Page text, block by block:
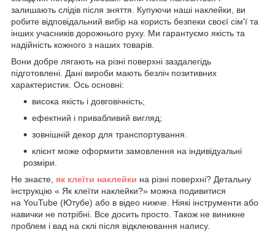
залишають слідів після зняття. Купуючи наші наклейки, ви
робите відповідальний вибір на користь безпеки своєї сім'ї та
інших учасників дорожнього руху. Ми гарантуємо якість та
надійність кожного з наших товарів.
Вони добре лягають на різні поверхні заздалегідь
підготовлені. Дані вироби мають безліч позитивних
характеристик. Ось основні:
висока якість і довговічність;
ефектний і привабливий вигляд;
зовнішній декор для транспортування.
клієнт може оформити замовлення на індивідуальні
розміри.
Не знаєте, як клеїти наклейки на різні поверхні? Детальну
інструкцію « Як клеїти наклейки?» можна подивитися
на YouTube (Ютубе) або в відео нижче. Ніякі інструменти або
навички не потрібні. Все досить просто. Також не виникне
проблем і вад на склі після відклеювання напису.